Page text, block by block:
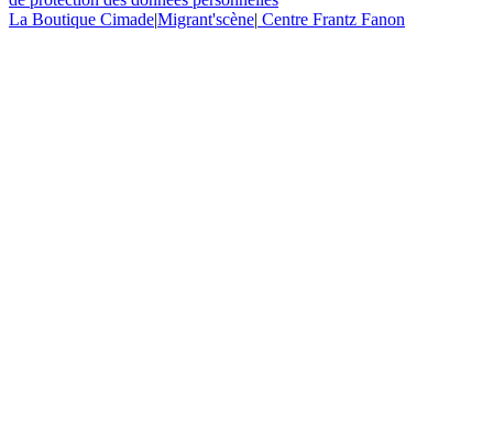
La Boutique Cimade|Migrant'scène| Centre Frantz Fanon